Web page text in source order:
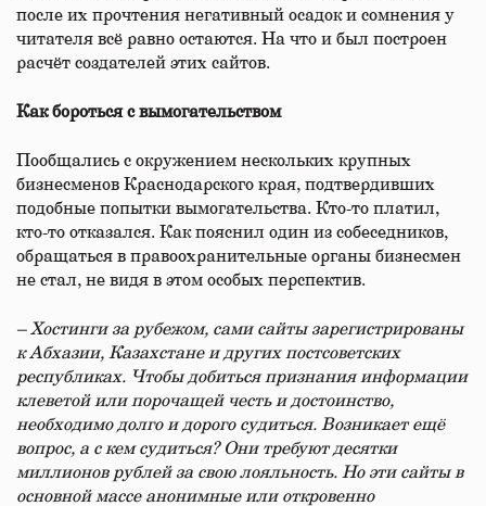
после их прочтения негативный осадок и сомнения у
читателя всё равно остаются. На что и был построен
расчёт создателей этих сайтов.
Как бороться с вымогательством
Пообщались с окружением нескольких крупных
бизнесменов Краснодарского края, подтвердивших
подобные попытки вымогательства. Кто-то платил,
кто-то отказался. Как пояснил один из собеседников,
обращаться в правоохранительные органы бизнесмен
не стал, не видя в этом особых перспектив.
– Хостинги за рубежом, сами сайты зарегистрированы
к Абхазии, Казахстане и других постсоветских
республиках. Чтобы добиться признания информации
клеветой или порочащей честь и достоинство,
необходимо долго и дорого судиться. Возникает ещё
вопрос, а с кем судиться? Они требуют десятки
миллионов рублей за свою лояльность. Но эти сайты в
основной массе анонимные или откровенно